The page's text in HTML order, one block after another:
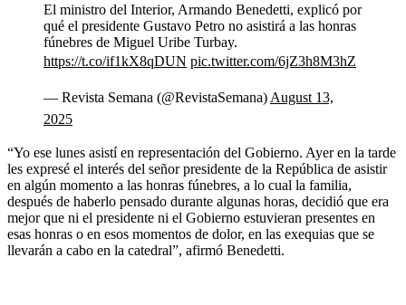
El ministro del Interior, Armando Benedetti, explicó por
qué el presidente Gustavo Petro no asistirá a las honras
fúnebres de Miguel Uribe Turbay.
https://t.co/if1kX8qDUN pic.twitter.com/6jZ3h8M3hZ
— Revista Semana (@RevistaSemana) August 13,
2025
“Yo ese lunes asistí en representación del Gobierno. Ayer en la tarde
les expresé el interés del señor presidente de la República de asistir
en algún momento a las honras fúnebres, a lo cual la familia,
después de haberlo pensado durante algunas horas, decidió que era
mejor que ni el presidente ni el Gobierno estuvieran presentes en
esas honras o en esos momentos de dolor, en las exequias que se
llevarán a cabo en la catedral”, afirmó Benedetti.